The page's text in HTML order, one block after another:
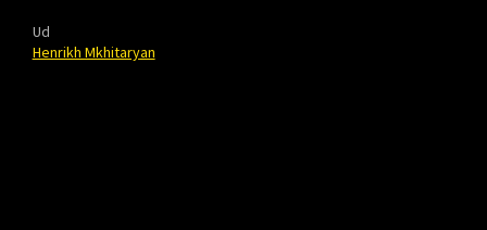
Ud
Henrikh Mkhitaryan